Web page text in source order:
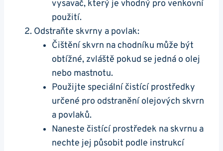
‌vysavač, který je vhodný pro venkovní⁢
použití.
Odstraňte skvrny a povlak:
Čištění skvrn ‌na⁣ chodníku ‍může být​
obtížné, zvláště pokud se jedná o olej
nebo mastnotu.
Použijte speciální ⁤čistící prostředky ​
určené pro odstranění‍ olejových skvrn
‍a povlaků.
Naneste čistící prostředek na skvrnu a
nechte jej působit podle instrukcí